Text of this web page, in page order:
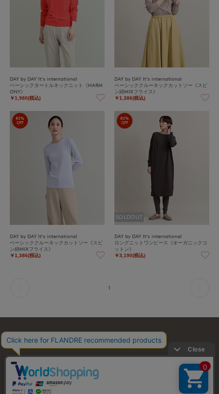
DAY by DAY It's international
ベーシックタートルネックニット《HARM
ONY》
￥1,980(税込)
DAY by DAY It's international
ベーシッククルーネックカットソー《スビ
ン綿MIXフライス》
￥1,386(税込)
80%
OFF
DAY by DAY It's international
ベーシッククルーネックカットソー《スビ
ン綿MIXフライス》
￥1,386(税込)
80%
OFF
SOLDOUT
DAY by DAY It's international
ロングニットワンピース《オーガニックコ
ットン》
￥3,190(税込)
1
お問い合わせ 利用規約 プライバシーポリシー
特定商取引・古物営業法に基づく表示